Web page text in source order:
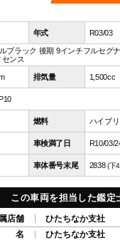
年式 R03/03
ブラック 後期 9インチフルセグ
ンス
排気量 1,500cc
燃料 ハイブ
車検満了日 R10/03/
車体番号末尾 2838(下
この車両を担当した鑑定
店舗
ひたちなか支社
名
ひたちなか支社